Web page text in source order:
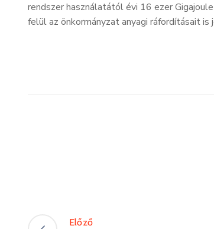
rendszer használatától évi 16 ezer
felül az önkormányzat anyagi ráfordításait
Előző